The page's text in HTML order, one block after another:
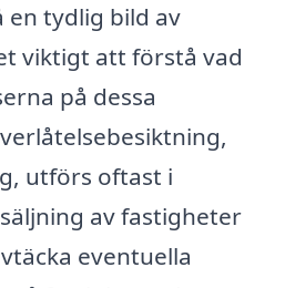
en tydlig bild av
viktigt att förstå vad
på dessa
utförs oftast i
av fastigheter
eventuella